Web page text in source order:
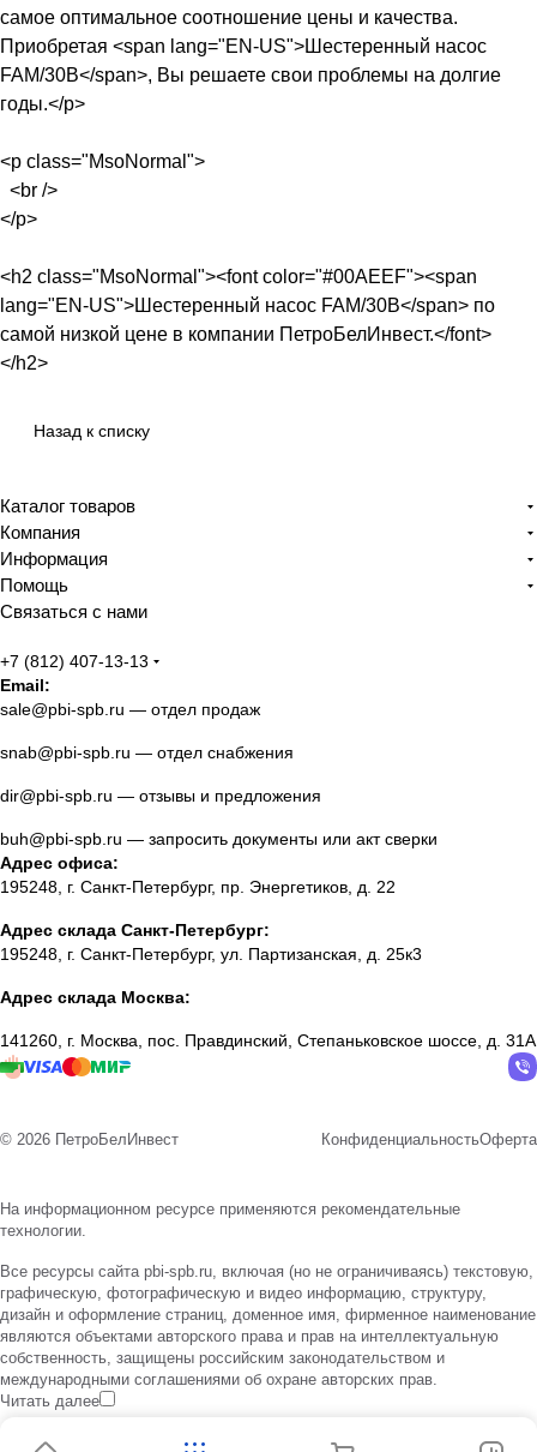
самое оптимальное соотношение цены и качества.
Приобретая <span lang="EN-US">Шестеренный насос
FAM/30B</span>, Вы решаете свои проблемы на долгие
годы.</p>
<p class="MsoNormal">
<br />
</p>
<h2 class="MsoNormal"><font color="#00AEEF"><span
lang="EN-US">Шестеренный насос FAM/30B</span> по
самой низкой цене в компании ПетроБелИнвест.</font>
</h2>
Назад к списку
Каталог товаров
Компания
Информация
Помощь
Связаться с нами
+7 (812) 407-13-13
Email:
sale@pbi-spb.ru — отдел продаж
snab@pbi-spb.ru — отдел снабжения
dir@pbi-spb.ru — отзывы и предложения
buh@pbi-spb.ru — запросить документы или акт сверки
Адрес офиса:
195248, г. Санкт-Петербург, пр. Энергетиков, д. 22
Адрес склада Санкт-Петербург:
195248, г. Санкт-Петербург, ул. Партизанская, д. 25к3
Адрес склада Москва:
141260, г. Москва, пос. Правдинский, Степаньковское шоссе, д. 31А
© 2026 ПетроБелИнвест КонфиденциальностьОферта
На информационном ресурсе применяются рекомендательные
технологии.
Все ресурсы сайта pbi-spb.ru, включая (но не ограничиваясь) текстовую,
графическую, фотографическую и видео информацию, структуру,
дизайн и оформление страниц, доменное имя, фирменное наименование
являются объектами авторского права и прав на интеллектуальную
собственность, защищены российским законодательством и
международными соглашениями об охране авторских прав.
Читать далее